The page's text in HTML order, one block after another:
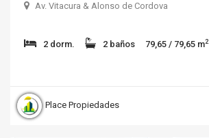
Av. Vitacura & Alonso de Cordova
2 dorm. 2 baños 79,65 / 79,65 m2
Place Propiedades